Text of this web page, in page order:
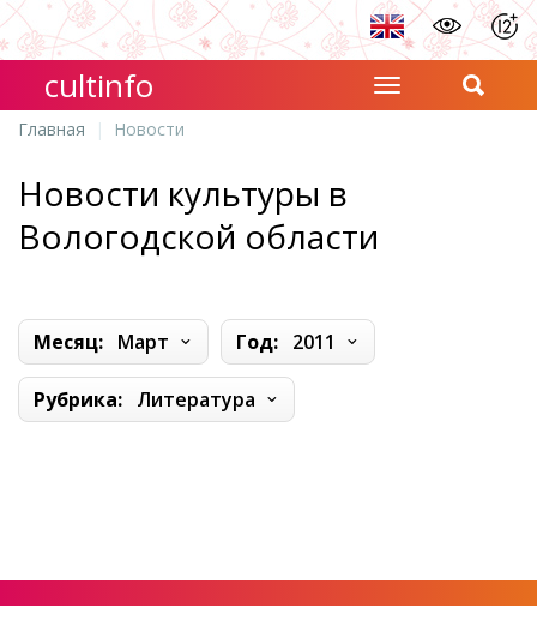
cultinfo
Главная Новости
Новости культуры в
Вологодской области
Месяц: Март Год: 2011
Рубрика: Литература